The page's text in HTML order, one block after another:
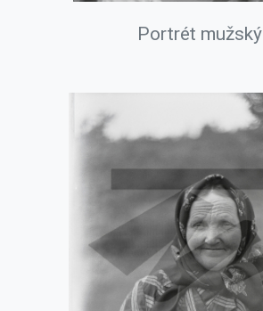
Portrét mužský